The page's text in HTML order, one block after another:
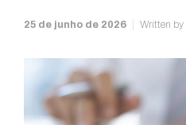
25 de junho de 2026 Written by